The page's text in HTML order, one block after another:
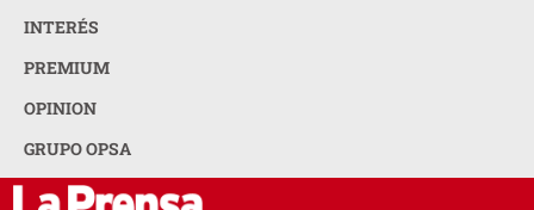
INTERÉS
PREMIUM
OPINION
GRUPO OPSA